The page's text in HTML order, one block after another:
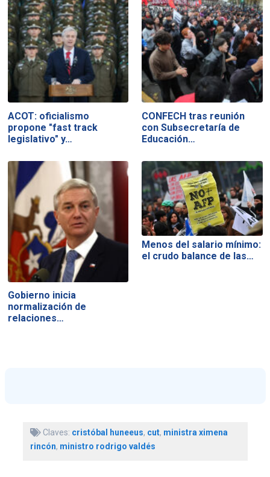
ACOT: oficialismo
propone "fast track
legislativo" y…
CONFECH tras reunión
con Subsecretaría de
Educación…
Gobierno inicia
normalización de
relaciones…
Menos del salario mínimo:
el crudo balance de las…
Claves: cristóbal huneeus, cut, ministra ximena
rincón, ministro rodrigo valdés